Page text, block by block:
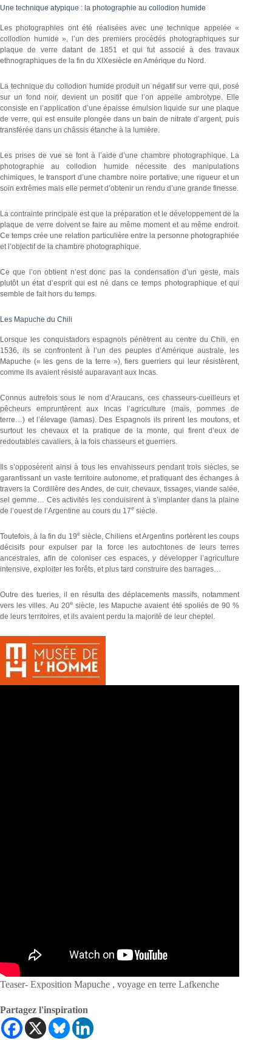
Une technique atypique : la photographie au collodion humide
Les photographies ont été réalisées avec une technique appelée «
collodion humide », l’un des premiers procédés photographiques sur
plaque de verre datant de 1851 et qui fut associé à des travaux
ethnographiques de la fin du XIXesiècle en Amérique du Nord.
La technique du collodion humide produit un négatif sur verre qui, posé
sur un fond noir, devient un positif que l’on appelle ambrotype. Elle
consiste en l’application d’une épaisse émulsion liquide sur une plaque
de verre, qui est ensuite plongée dans un bain de nitrate d’argent, puis
transférée dans un châssis étanche à la lumière.
Les prises de vue se font à l’aide d’une chambre photographique. La
photographie au collodion humide nécessite des manipulations
chimiques, le transport d’une chambre noire portative, une rigueur et un
soin extrêmes mais elle permet d’obtenir un rendu d’une grande finesse.
La contrainte principale est que la préparation et le développement de la
plaque de verre doivent se faire au même moment et au même endroit.
Ce temps crée une relation particulière entre la personne photographiée
et l’objectif de la chambre photographique.
Ce que l’on obtient n’est donc pas la condensation d’un geste, mais
plutôt un état d’esprit qui est né dans ce temps photographique et qui
semble de fait hors du temps.
Les Mapuche du Chili
Lorsque les conquistadors espagnols pénètrent au centre du Chili, en
1536, ils se confrontent à l’un des peuples d’Amérique australe, les
Mapuche (« les gens de la terre »), fiers guerriers qui leur résistèrent,
comme ils avaient résisté auparavant aux Incas.
Connus autrefois sous le nom d’Araucans, ces chasseurs-cueilleurs et
pêcheurs empruntèrent aux Incas l’agriculture (maïs, pommes de
terre…) et l’élevage (lamas). Des Espagnols ils prirent les moutons, et
surtout les chevaux et la pratique de la monte, qui firent d’eux de
redoutables cavaliers, à la fois chasseurs et guerriers.
Ils s’opposèrent ainsi à tous les envahisseurs pendant trois siècles, se
garantissant un vaste territoire autonome, et pratiquant des échanges à
travers la Cordillère des Andes, de cuir, chevaux, tissages, viande salée,
sel gemme… Ces activités les conduisirent à s’implanter dans la plaine
de l’ouest de l’Argentine au cours du 17e siècle.
Toutefois, à la fin du 19esiècle, Chiliens et Argentins portèrent les coups
décisifs pour expulser par la force les autochtones de leurs terres
ancestrales, afin de coloniser ces espaces, y développer l’agriculture
intensive, exploiter les forêts, et plus tard construire des barrages…
Outre des tueries, il en résulta des déplacements massifs, notamment
vers les villes. Au 20esiècle, les Mapuche avaient été spoliés de 90 %
de leurs territoires, et ils avaient perdu la majorité de leur cheptel.
Teaser- Exposition Mapuche , voyage en terre Lafkenche
Partagez l'inspiration